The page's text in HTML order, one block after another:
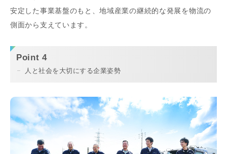
安定した事業基盤のもと、地域産業の継続的な発展を物流の
側面から支えています。
Point 4
人と社会を大切にする企業姿勢